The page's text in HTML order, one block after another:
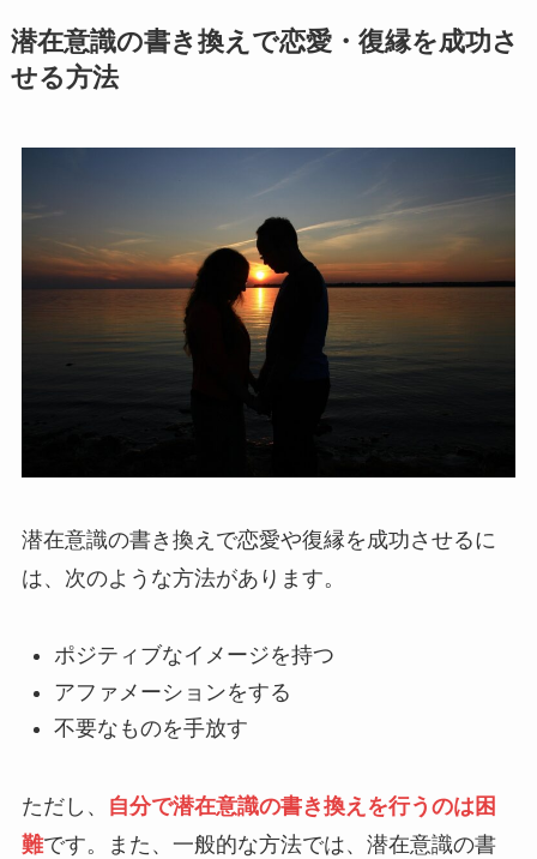
潜在意識の書き換えで恋愛・復縁を成功さ
せる方法
潜在意識の書き換えで恋愛や復縁を成功させるに
は、次のような方法があります。
ポジティブなイメージを持つ
アファメーションをする
不要なものを手放す
ただし、
自分で潜在意識の書き換えを行うのは困
難です。また、一般的な方法では、潜在意識の書